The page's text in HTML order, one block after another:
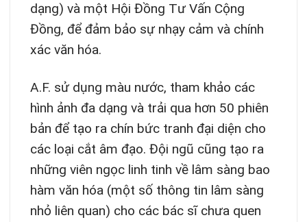
dạng) và một Hội Đồng Tư Vấn Cộng
Đồng, để đảm bảo sự nhạy cảm và chính
xác văn hóa.
A.F. sử dụng màu nước, tham khảo các
hình ảnh đa dạng và trải qua hơn 50 phiên
bản để tạo ra chín bức tranh đại diện cho
các loại cắt âm đạo. Đội ngũ cũng tạo ra
những viên ngọc linh tinh về lâm sàng bao
hàm văn hóa (một số thông tin lâm sàng
nhỏ liên quan) cho các bác sĩ chưa quen